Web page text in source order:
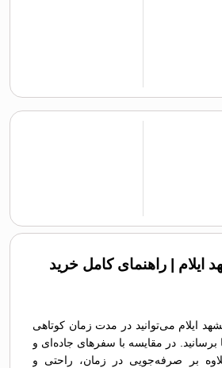
ایلام | راهنمای کامل خرید
ایلام می‌توانید در مدت زمان کوتاهی
برسانید. در مقایسه با سفرهای جاده‌ای و
بر صرفه‌جویی در زمان، راحتی و